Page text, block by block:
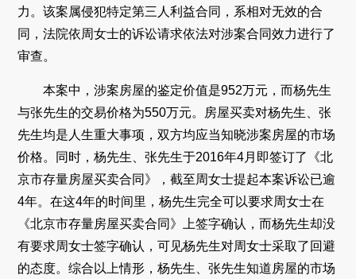
力。该案属侵犯特定第三人利益合同，系相对无效的合
同，法院依周女士的诉讼请求依法对涉案合同效力进行了
审查。
本案中，涉案房屋的鉴定价值是952万元，而杨先生
与张先生的交易价格为550万元。房屋买卖对杨先生、张
先生均是人生重大事项，双方均应当知晓涉案房屋的市场
价格。同时，杨先生、张先生于2016年4月即签订了《北
京市存量房屋买卖合同》，截至周女士提起本案诉讼已逾
4年。在这4年的时间里，杨先生完全可以要求周女士在
《北京市存量房屋买卖合同》上签字确认，而杨先生却没
有要求周女士签字确认，可见杨先生对周女士采取了回避
的态度。综合以上情形，杨先生、张先生知道房屋的市场